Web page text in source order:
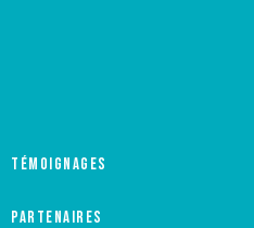
Témoignages
Partenaires